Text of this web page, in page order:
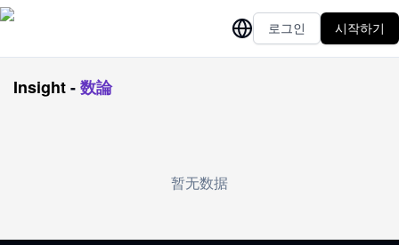
로그인 시작하기
Insight-数論
暂无数据